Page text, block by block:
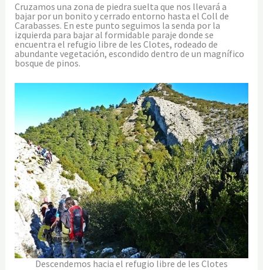
Cruzamos una zona de piedra suelta que nos llevará a
bajar por un bonito y cerrado entorno hasta el Coll de
Carabasses. En este punto seguimos la senda por la
izquierda para bajar al formidable paraje donde se
encuentra el refugio libre de les Clotes, rodeado de
abundante vegetación, escondido dentro de un magnífico
bosque de pinos.
Descendemos hacia el refugio libre de les Clotes